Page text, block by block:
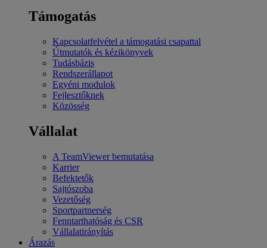
Támogatás
Kapcsolatfelvétel a támogatási csapattal
Útmutatók és kézikönyvek
Tudásbázis
Rendszerállapot
Egyéni modulok
Fejlesztőknek
Közösség
Vállalat
A TeamViewer bemutatása
Karrier
Befektetők
Sajtószoba
Vezetőség
Sportpartnerség
Fenntarthatóság és CSR
Vállalatirányítás
Árazás